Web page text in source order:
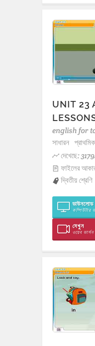
UNIT 23
english for
সাধারন
দেখেছে:
ফাইলের
দ্বিতীয় শ্রেণি
ডাউনলোড
কম্পিউটার
দেখুন
ওয়েব ভার্সন